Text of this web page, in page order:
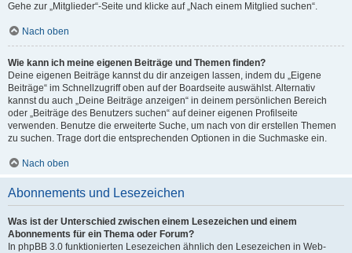
Gehe zur „Mitglieder“-Seite und klicke auf „Nach einem Mitglied suchen“.
Nach oben
Wie kann ich meine eigenen Beiträge und Themen finden?
Deine eigenen Beiträge kannst du dir anzeigen lassen, indem du „Eigene
Beiträge“ im Schnellzugriff oben auf der Boardseite auswählst. Alternativ
kannst du auch „Deine Beiträge anzeigen“ in deinem persönlichen Bereich
oder „Beiträge des Benutzers suchen“ auf deiner eigenen Profilseite
verwenden. Benutze die erweiterte Suche, um nach von dir erstellen Themen
zu suchen. Trage dort die entsprechenden Optionen in die Suchmaske ein.
Nach oben
Abonnements und Lesezeichen
Was ist der Unterschied zwischen einem Lesezeichen und einem
Abonnements für ein Thema oder Forum?
In phpBB 3.0 funktionierten Lesezeichen ähnlich den Lesezeichen in Web-